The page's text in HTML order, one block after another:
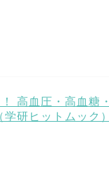
高血圧・高血糖
研ヒットムック